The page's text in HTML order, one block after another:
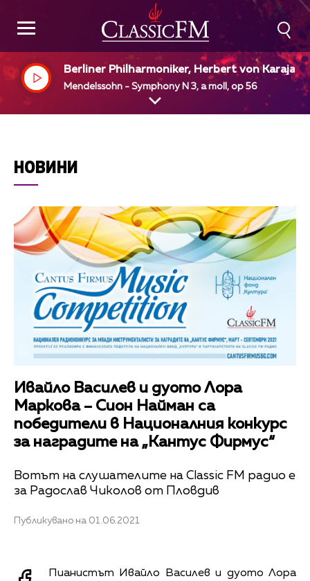
Berliner Philharmoniker, Herbert von Karajan
Mendelssohn - Symphony N 3, a moll, op 56
НОВИНИ
Ивайло Василев и дуото Лора
Маркова – Сион Найман са
победители в Националния конкурс
за наградите на „Кантус Фирмус“
Вотът на слушателите на Classic FM радио е
за Радослав Чиколов от Пловдив
Публикувано на 01.06.2021
Пианистът Ивайло Василев и дуото Лора